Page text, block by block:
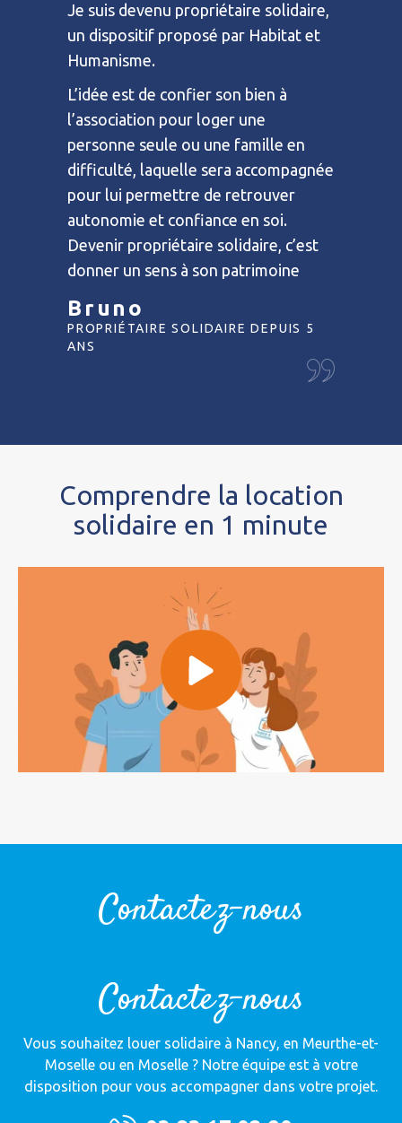
Je suis devenu propriétaire solidaire,
un dispositif proposé par Habitat et
Humanisme.
L’idée est de confier son bien à
l’association pour loger une
personne seule ou une famille en
difficulté, laquelle sera accompagnée
pour lui permettre de retrouver
autonomie et confiance en soi.
Devenir propriétaire solidaire, c’est
donner un sens à son patrimoine
Bruno
PROPRIÉTAIRE SOLIDAIRE DEPUIS 5
ANS
Comprendre la location
solidaire en 1 minute
Contactez-nous
Contactez-nous
Vous souhaitez louer solidaire à Nancy, en Meurthe-et-
Moselle ou en Moselle ? Notre équipe est à votre
disposition pour vous accompagner dans votre projet.